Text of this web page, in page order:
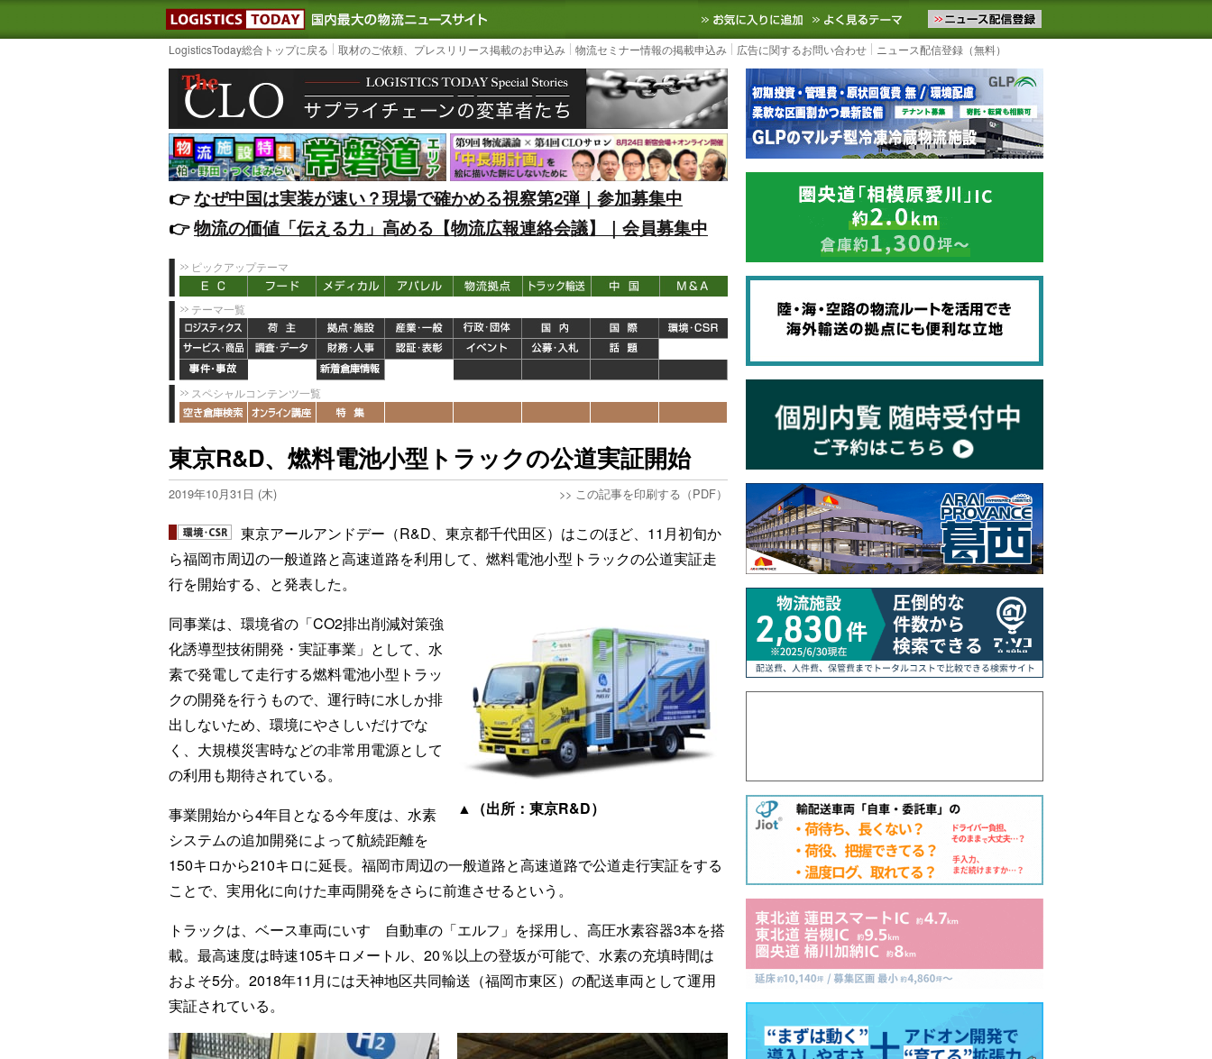
LOGISTICS TODAY｜国内最大の物流ニュースサイト3PL, SCMなど国内外の最新の物流ニュースをお届けします。物流ニュースメール配信を登録す
お気に入りに追加 よく見るテーマ
LogisticsToday総合トップに戻る 取材のご依頼、プレスリリース掲載のお申込み 物流セミナー情報の掲載申込み 広告に関するお問い合わせ ニュース配信登録（無料）
👉️なぜ中国は実装が速い？現場で確かめる視察第2弾｜参加募集中
👉️物流の価値「伝える力」高める【物流広報連絡会議】｜会員募集中
ピックアップテーマ
テーマ一覧
スペシャルコンテンツ一覧
東京R&D、燃料電池小型トラックの公道実証開始
2019年10月31日 (木) >> この記事を印刷する（PDF）
東京アールアンドデー（R&D、東京都千代田区）はこのほど、11月初旬か
ら福岡市周辺の一般道路と高速道路を利用して、燃料電池小型トラックの公道実証走
行を開始する、と発表した。
▲（出所：東京R&D）
同事業は、環境省の「CO2排出削減対策強
化誘導型技術開発・実証事業」として、水
素で発電して走行する燃料電池小型トラッ
クの開発を行うもので、運行時に水しか排
出しないため、環境にやさしいだけでな
く、大規模災害時などの非常用電源として
の利用も期待されている。
事業開始から4年目となる今年度は、水素
システムの追加開発によって航続距離を
150キロから210キロに延長。福岡市周辺の一般道路と高速道路で公道走行実証をする
ことで、実用化に向けた車両開発をさらに前進させるという。
トラックは、ベース車両にいすゞ自動車の「エルフ」を採用し、高圧水素容器3本を搭
載。最高速度は時速105キロメートル、20％以上の登坂が可能で、水素の充填時間は
およそ5分。2018年11月には天神地区共同輸送（福岡市東区）の配送車両として運用
実証されている。